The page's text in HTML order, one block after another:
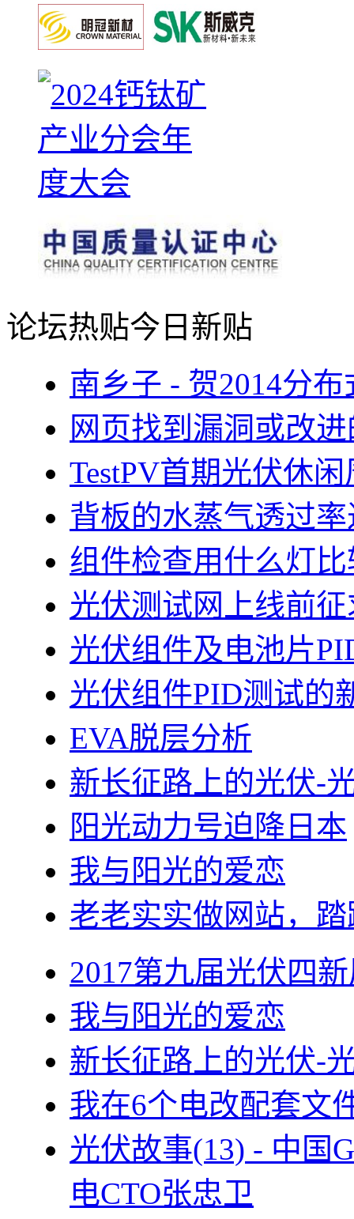
论坛热贴今日新贴
南乡子 - 贺2014分
网页找到漏洞或改
TestPV首期光伏休
背板的水蒸气透过
组件检查用什么灯
光伏测试网上线前
光伏组件及电池片
光伏组件PID测试的
EVA脱层分析
新长征路上的光伏-
阳光动力号迫降日本
我与阳光的爱恋
老老实实做网站，
2017第九届光伏四
我与阳光的爱恋
新长征路上的光伏-
我在6个电改配套文
光伏故事(13) - 中国
电CTO张忠卫